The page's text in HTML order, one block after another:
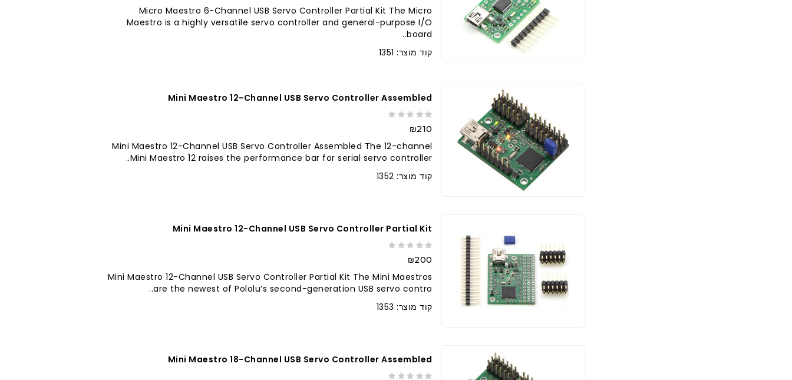
Micro Maestro 6-Channel USB Servo Controller Partial Kit The Micro
Maestro is a highly versatile servo controller and general-purpose I/O
board..
קוד מוצר: 1351
Mini Maestro 12-Channel USB Servo Controller Assembled
₪210
Mini Maestro 12-Channel USB Servo Controller Assembled The 12-channel
Mini Maestro 12 raises the performance bar for serial servo controller..
קוד מוצר: 1352
Mini Maestro 12-Channel USB Servo Controller Partial Kit
₪200
Mini Maestro 12-Channel USB Servo Controller Partial Kit The Mini Maestros
are the newest of Pololu’s second-generation USB servo contro..
קוד מוצר: 1353
Mini Maestro 18-Channel USB Servo Controller Assembled